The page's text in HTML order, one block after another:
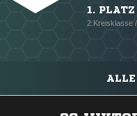
1. PLATZ
2.Kreisklasse
ALLE